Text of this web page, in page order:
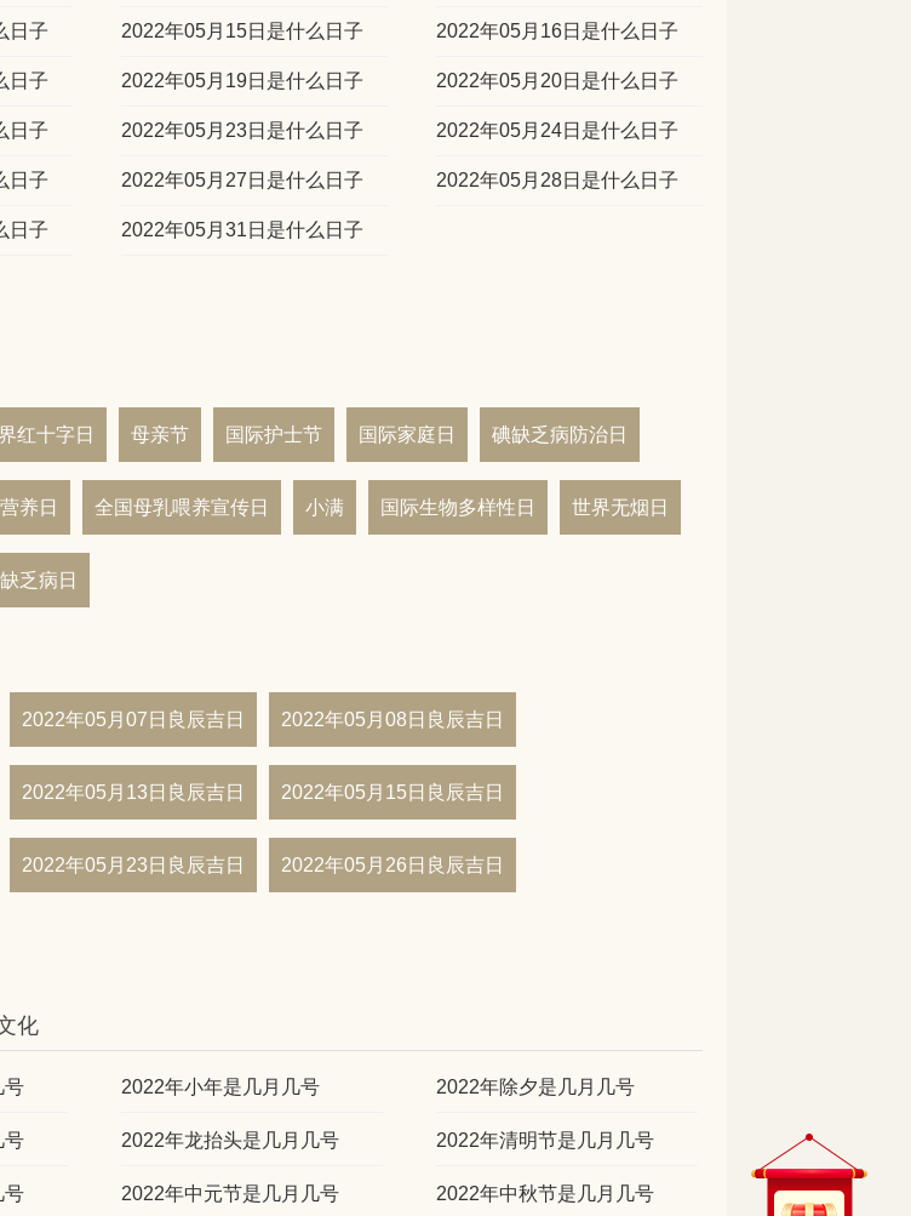
日子 2022年05月15日是什么日子 2022年05月16日是什么日子
日子 2022年05月19日是什么日子 2022年05月20日是什么日子
日子 2022年05月23日是什么日子 2022年05月24日是什么日子
日子 2022年05月27日是什么日子 2022年05月28日是什么日子
日子 2022年05月31日是什么日子
红十字日 母亲节 国际护士节 国际家庭日 碘缺乏病防治日
养日 全国母乳喂养宣传日 小满 国际生物多样性日 世界无烟日
乏病日
2022年05月07日良辰吉日 2022年05月08日良辰吉日
2022年05月13日良辰吉日 2022年05月15日良辰吉日
2022年05月23日良辰吉日 2022年05月26日良辰吉日
化
号 2022年小年是几月几号 2022年除夕是几月几号
号 2022年龙抬头是几月几号 2022年清明节是几月几号
号 2022年中元节是几月几号 2022年中秋节是几月几号